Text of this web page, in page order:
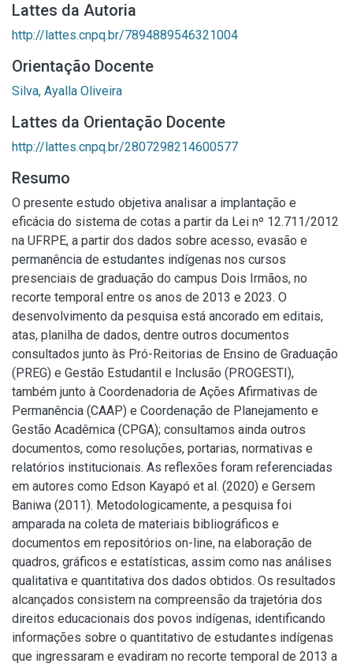
Lattes da Autoria
http://lattes.cnpq.br/7894889546321004
Orientação Docente
Silva, Ayalla Oliveira
Lattes da Orientação Docente
http://lattes.cnpq.br/2807298214600577
Resumo
O presente estudo objetiva analisar a implantação e
eficácia do sistema de cotas a partir da Lei nº 12.711/2012
na UFRPE, a partir dos dados sobre acesso, evasão e
permanência de estudantes indígenas nos cursos
presenciais de graduação do campus Dois Irmãos, no
recorte temporal entre os anos de 2013 e 2023. O
desenvolvimento da pesquisa está ancorado em editais,
atas, planilha de dados, dentre outros documentos
consultados junto às Pró-Reitorias de Ensino de Graduação
(PREG) e Gestão Estudantil e Inclusão (PROGESTI),
também junto à Coordenadoria de Ações Afirmativas de
Permanência (CAAP) e Coordenação de Planejamento e
Gestão Acadêmica (CPGA); consultamos ainda outros
documentos, como resoluções, portarias, normativas e
relatórios institucionais. As reflexões foram referenciadas
em autores como Edson Kayapó et al. (2020) e Gersem
Baniwa (2011). Metodologicamente, a pesquisa foi
amparada na coleta de materiais bibliográficos e
documentos em repositórios on-line, na elaboração de
quadros, gráficos e estatísticas, assim como nas análises
qualitativa e quantitativa dos dados obtidos. Os resultados
alcançados consistem na compreensão da trajetória dos
direitos educacionais dos povos indígenas, identificando
informações sobre o quantitativo de estudantes indígenas
que ingressaram e evadiram no recorte temporal de 2013 a